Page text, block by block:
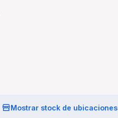
Mostrar stock de ubicaciones